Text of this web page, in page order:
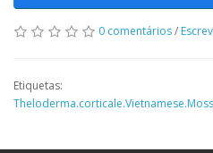
0 comentários/
Etiquetas: